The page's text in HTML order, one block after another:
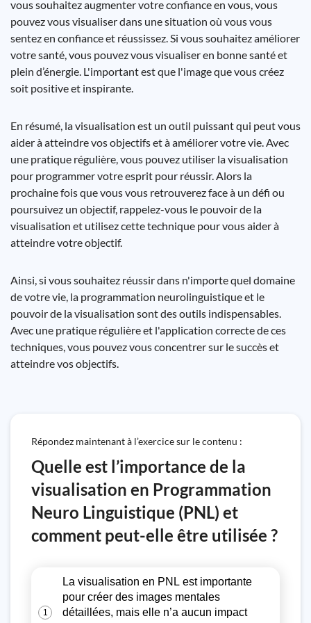
vous souhaitez augmenter votre confiance en vous, vous
pouvez vous visualiser dans une situation où vous vous
sentez en confiance et réussissez. Si vous souhaitez améliorer
votre santé, vous pouvez vous visualiser en bonne santé et
plein d’énergie. L'important est que l'image que vous créez
soit positive et inspirante.
En résumé, la visualisation est un outil puissant qui peut vous
aider à atteindre vos objectifs et à améliorer votre vie. Avec
une pratique régulière, vous pouvez utiliser la visualisation
pour programmer votre esprit pour réussir. Alors la
prochaine fois que vous vous retrouverez face à un défi ou
poursuivez un objectif, rappelez-vous le pouvoir de la
visualisation et utilisez cette technique pour vous aider à
atteindre votre objectif.
Ainsi, si vous souhaitez réussir dans n'importe quel domaine
de votre vie, la programmation neurolinguistique et le
pouvoir de la visualisation sont des outils indispensables.
Avec une pratique régulière et l'application correcte de ces
techniques, vous pouvez vous concentrer sur le succès et
atteindre vos objectifs.
Répondez maintenant à l’exercice sur le contenu :
Quelle est l’importance de la
visualisation en Programmation
Neuro Linguistique (PNL) et
comment peut-elle être utilisée ?
1
La visualisation en PNL est importante
pour créer des images mentales
détaillées, mais elle n’a aucun impact